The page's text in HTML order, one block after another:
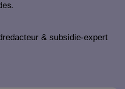
& subsidie-expert